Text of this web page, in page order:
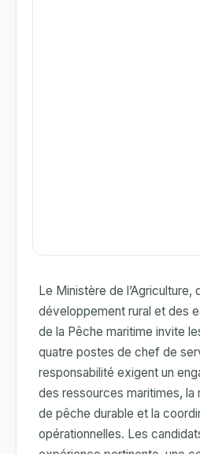
Le Ministère de l’Agriculture,
développement rural et des
de la Pêche maritime invite
quatre postes de chef de
responsabilité exigent un
des ressources maritimes,
de pêche durable et la
opérationnelles. Les